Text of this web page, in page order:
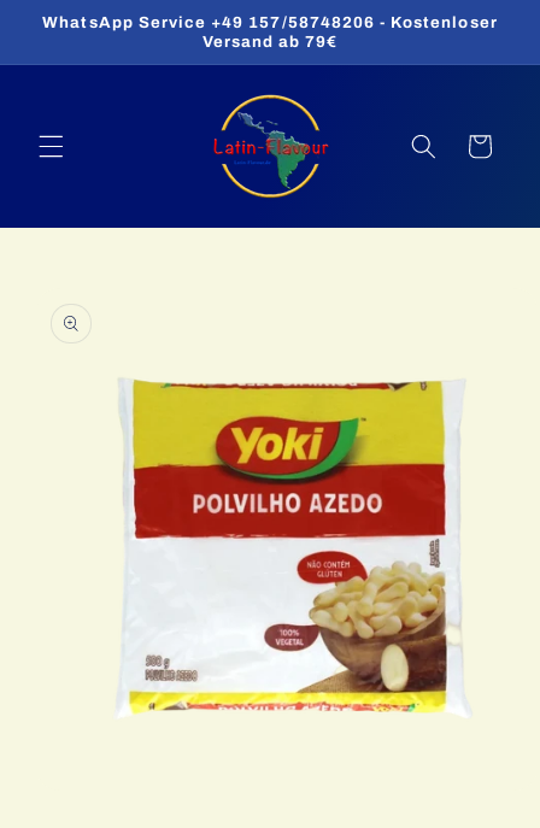
zum
WhatsApp Service +49 157/58748206 - Kostenloser
Versand ab 79€
Warenkorb